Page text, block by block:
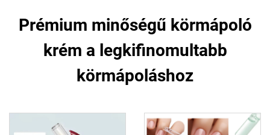
Prémium minőségű körmápoló
krém a legkifinomultabb
körmápoláshoz